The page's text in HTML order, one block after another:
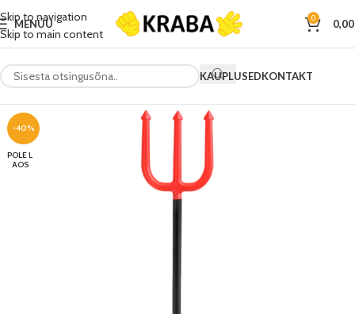
Skip to navigation
Skip to main content
MENÜÜ 0
KAUPLUSEDKONTAKT
-40%
POLE L
AOS